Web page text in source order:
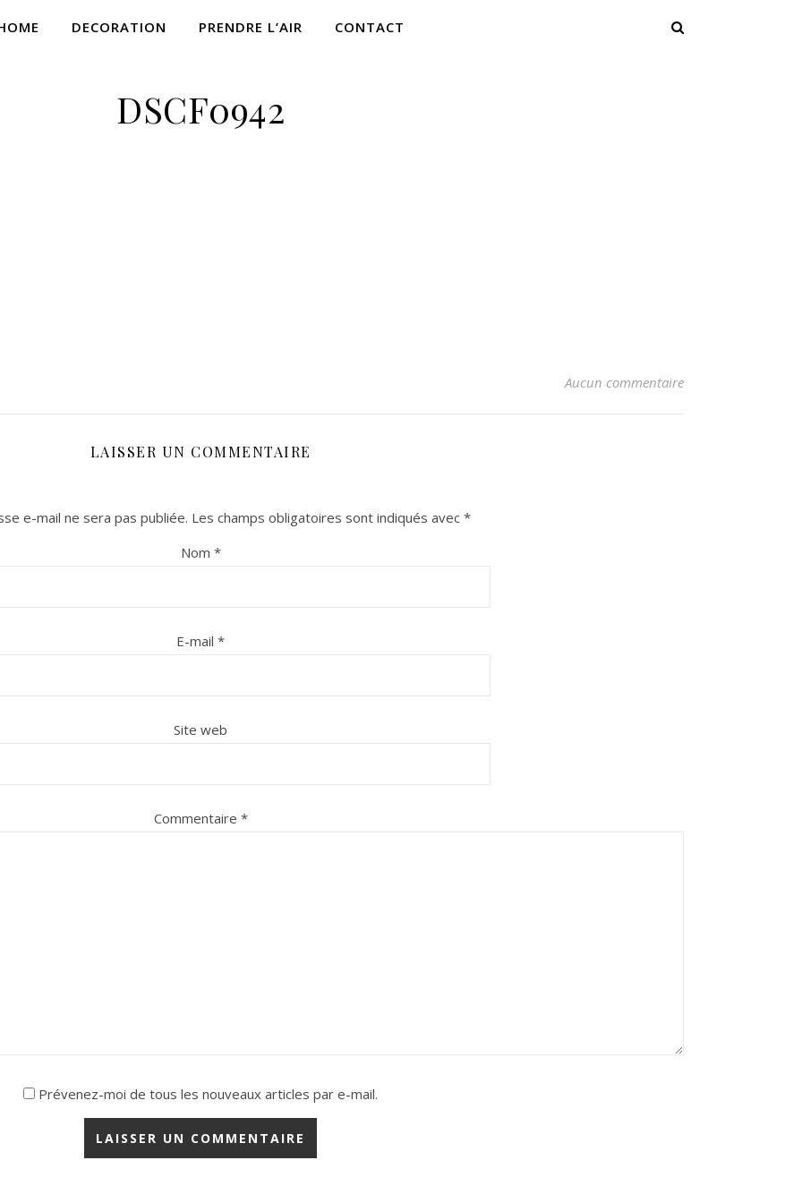
DECORATION PRENDRE L’AIR CONTACT
DSCF0942
Aucun commentaire
LAISSER UN COMMENTAIRE
e-mail ne sera pas publiée. Les champs obligatoires sont indiqués avec *
Nom *
E-mail *
Site web
Commentaire *
Prévenez-moi de tous les nouveaux articles par e-mail.